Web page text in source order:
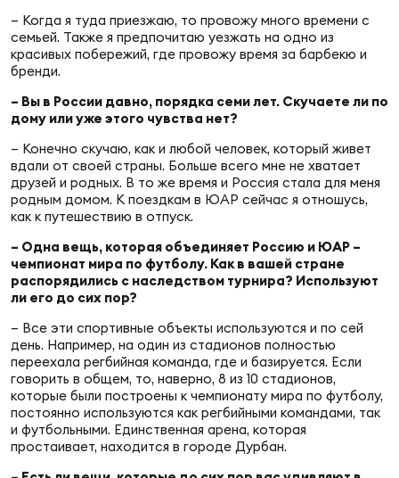
– Когда я туда приезжаю, то провожу много времени с
семьей. Также я предпочитаю уезжать на одно из
красивых побережий, где провожу время за барбекю и
бренди.
– Вы в России давно, порядка семи лет. Скучаете ли по
дому или уже этого чувства нет?
– Конечно скучаю, как и любой человек, который живет
вдали от своей страны. Больше всего мне не хватает
друзей и родных. В то же время и Россия стала для меня
родным домом. К поездкам в ЮАР сейчас я отношусь,
как к путешествию в отпуск.
– Одна вещь, которая объединяет Россию и ЮАР –
чемпионат мира по футболу. Как в вашей стране
распорядились с наследством турнира? Используют
ли его до сих пор?
– Все эти спортивные объекты используются и по сей
день. Например, на один из стадионов полностью
переехала регбийная команда, где и базируется. Если
говорить в общем, то, наверно, 8 из 10 стадионов,
которые были построены к чемпионату мира по футболу,
постоянно используются как регбийными командами, так
и футбольными. Единственная арена, которая
простаивает, находится в городе Дурбан.